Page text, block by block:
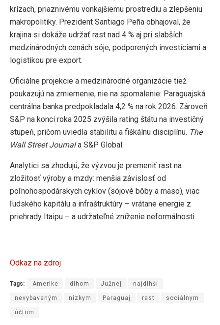
krízach, priaznivému vonkajšiemu prostrediu a zlepšeniu
makropolitiky. Prezident Santiago Peña obhajoval, že
krajina si dokáže udržať rast nad 4 % aj pri slabších
medzinárodných cenách sóje, podporených investíciami a
logistikou pre export.
Oficiálne projekcie a medzinárodné organizácie tiež
poukazujú na zmiernenie, nie na spomalenie: Paraguajská
centrálna banka predpokladala 4,2 % na rok 2026. Zároveň
S&P na konci roka 2025 zvýšila rating štátu na investičný
stupeň, pričom uviedla stabilitu a fiškálnu disciplínu. The
Wall Street Journala S&P Global.
Analytici sa zhodujú, že výzvou je premeniť rast na
zložitosť výroby a mzdy: menšia závislosť od
poľnohospodárskych cyklov (sójové bôby a mäso), viac
ľudského kapitálu a infraštruktúry – vrátane energie z
priehrady Itaipu – a udržateľné zníženie neformálnosti.
Odkaz na zdroj
Tags: Amerike dlhom Južnej najdlhší
nevybaveným nízkym Paraguaj rast sociálnym
účtom